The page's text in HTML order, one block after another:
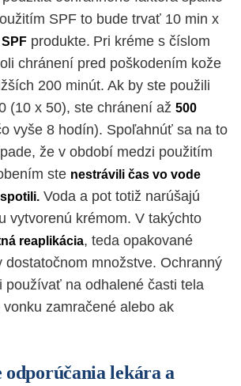
SPF to bude trvať 10 min x
produkte. Pri kréme s číslom
chránení pred poškodením kože
200 minút. Ak by ste použili
(10 x 50), ste chránení až 500
vyše 8 hodín). Spoľahnúť sa na to
že v období medzi použitím
ste nestrávili čas vo vode
Voda a pot totiž narúšajú
vytvorenú krémom. V takýchto
reaplikácia, teda opakované
dostatočnom množstve. Ochranný
používať na odhalené časti tela
zamračené alebo ak
lekára a